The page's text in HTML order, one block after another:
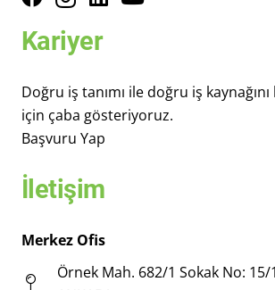
Kariyer
Doğru iş tanımı ile doğru iş
için çaba gösteriyoruz.
Başvuru Yap
İletişim
Merkez Ofis
Örnek Mah. 682/1 Sokak No: 15/